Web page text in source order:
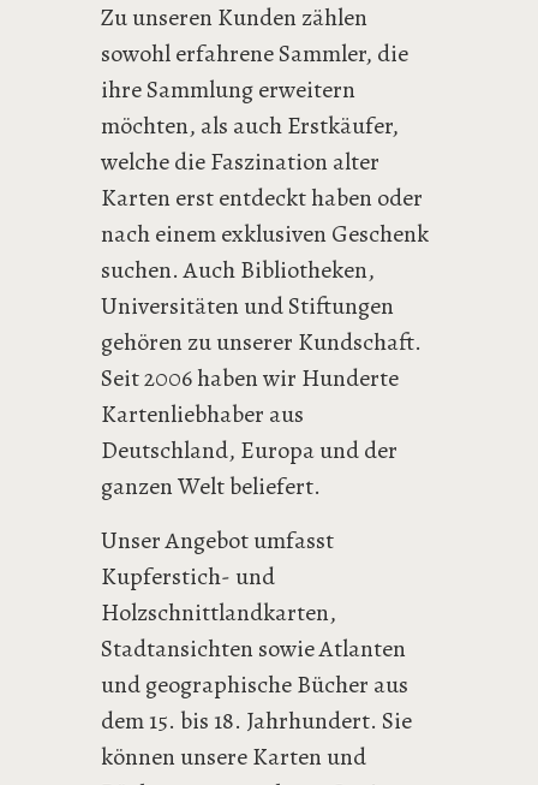
Zu unseren Kunden zählen
sowohl erfahrene Sammler, die
ihre Sammlung erweitern
möchten, als auch Erstkäufer,
welche die Faszination alter
Karten erst entdeckt haben oder
nach einem exklusiven Geschenk
suchen. Auch Bibliotheken,
Universitäten und Stiftungen
gehören zu unserer Kundschaft.
Seit 2006 haben wir Hunderte
Kartenliebhaber aus
Deutschland, Europa und der
ganzen Welt beliefert.
Unser Angebot umfasst
Kupferstich- und
Holzschnittlandkarten,
Stadtansichten sowie Atlanten
und geographische Bücher aus
dem 15. bis 18. Jahrhundert. Sie
können unsere Karten und